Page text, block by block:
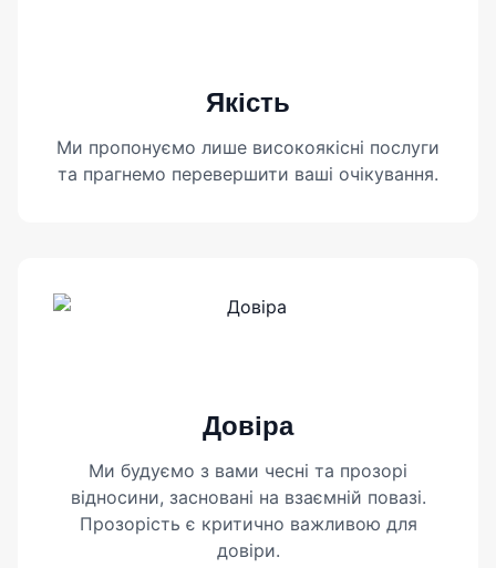
Якість
Ми пропонуємо лише високоякісні послуги
та прагнемо перевершити ваші очікування.
Довіра
Ми будуємо з вами чесні та прозорі
відносини, засновані на взаємній повазі.
Прозорість є критично важливою для
довіри.